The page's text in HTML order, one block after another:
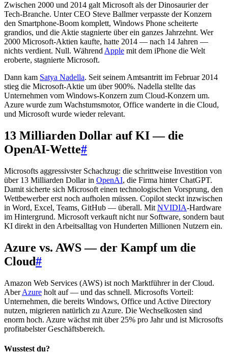
Zwischen 2000 und 2014 galt Microsoft als der Dinosaurier der
Tech-Branche. Unter CEO Steve Ballmer verpasste der Konzern
den Smartphone-Boom komplett, Windows Phone scheiterte
grandios, und die Aktie stagnierte über ein ganzes Jahrzehnt. Wer
2000 Microsoft-Aktien kaufte, hatte 2014 — nach 14 Jahren —
nichts verdient. Null. Während Apple mit dem iPhone die Welt
eroberte, stagnierte Microsoft.
Dann kam Satya Nadella. Seit seinem Amtsantritt im Februar 2014
stieg die Microsoft-Aktie um über 900%. Nadella stellte das
Unternehmen vom Windows-Konzern zum Cloud-Konzern um.
Azure wurde zum Wachstumsmotor, Office wanderte in die Cloud,
und Microsoft wurde wieder relevant.
13 Milliarden Dollar auf KI — die
OpenAI-Wette#
Microsofts aggressivster Schachzug: die schrittweise Investition von
über 13 Milliarden Dollar in OpenAI, die Firma hinter ChatGPT.
Damit sicherte sich Microsoft einen technologischen Vorsprung, den
Wettbewerber erst noch aufholen müssen. Copilot steckt inzwischen
in Word, Excel, Teams, GitHub — überall. Mit NVIDIA-Hardware
im Hintergrund. Microsoft verkauft nicht nur Software, sondern baut
KI direkt in den Arbeitsalltag von Hunderten Millionen Nutzern ein.
Azure vs. AWS — der Kampf um die
Cloud#
Amazon Web Services (AWS) ist noch Marktführer in der Cloud.
AberAzure holt auf — und das schnell. Microsofts Vorteil:
Unternehmen, die bereits Windows, Office und Active Directory
nutzen, migrieren natürlich zu Azure. Die Wechselkosten sind
enorm hoch. Azure wächst mit über 25% pro Jahr und ist Microsofts
profitabelster Geschäftsbereich.
Wusstest du?